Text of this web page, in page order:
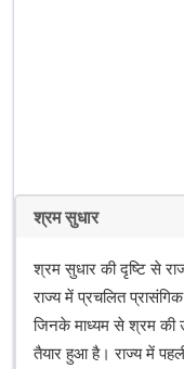
श्रम सुधार
श्रम सुधार की दृष्टि से
राज्य में प्रचलित
जिनके माध्यम से श्रम की
तैयार हुआ है। राज्य में पहली